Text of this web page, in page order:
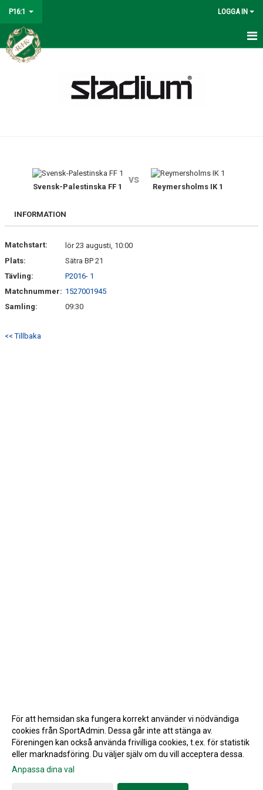
P16:1 LOGGA IN
HEM
BILDGALLERI
DOKUMENT
Svensk-Palestinska FF 1
vs
Reymersholms IK 1
INFORMATION
Matchstart:
lör 23 augusti, 10:00
Plats:
Sätra BP 21
Tävling:
P2016- 1
Matchnummer: 1527001945
Samling:
09:30
<< Tillbaka
Gå till Webbversion
För att hemsidan ska fungera korrekt använder vi nödvändiga
cookies från SportAdmin. Dessa går inte att stänga av.
Föreningen kan också använda frivilliga cookies, t.ex. för statistik
eller marknadsföring. Du väljer själv om du vill acceptera dessa.
Anpassa dina val